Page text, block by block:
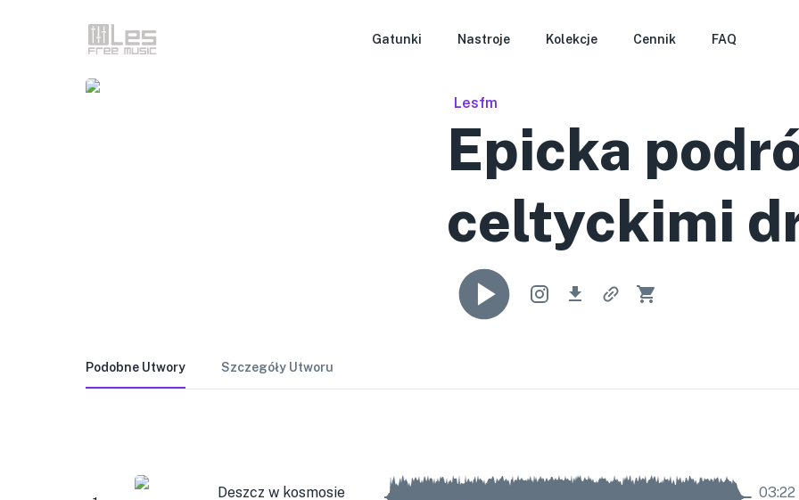
Gatunki Nastroje Kolekcje Cennik FAQ
Lesfm
Epicka
celtyckimi
Podobne Utwory Szczegóły Utworu
Deszcz w kosmosie
03:22